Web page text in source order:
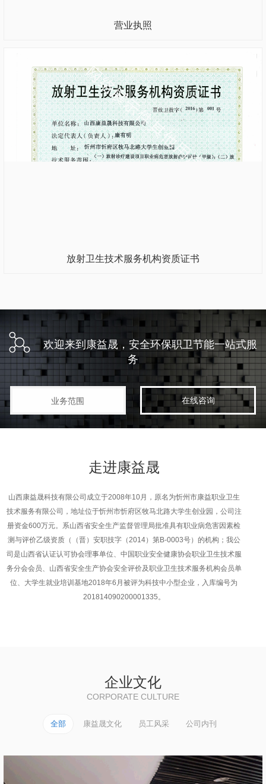
营业执照
放射卫生技术服务机构资质证书
欢迎来到康益晟，安全环保职卫节能一站式服
务
业务范围 在线咨询
走进康益晟
山西康益晟科技有限公司成立于2008年10月，原名为忻州市康益职业卫生
技术服务有限公司，地址位于忻州市忻府区牧马北路大学生创业园，公司注
册资金600万元。系山西省安全生产监督管理局批准具有职业病危害因素检
测与评价乙级资质（（晋）安职技字（2014）第B-0003号）的机构；我公
司是山西省认证认可协会理事单位、中国职业安全健康协会职业卫生技术服
务分会会员、山西省安全生产协会安全评价及职业卫生技术服务机构会员单
位、大学生就业培训基地2018年6月被评为科技中小型企业，入库编号为
201814090200001335。
企业文化
CORPORATE CULTURE
全部 康益晟文化 员工风采 公司内刊